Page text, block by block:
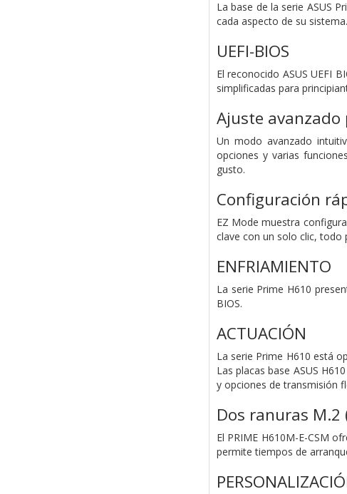
La base de la serie ASUS
cada aspecto de su
UEFI-BIOS
El reconocido ASUS UEFI
simplificadas para
Ajuste
Un modo avanzado
opciones y varias
gusto.
Configuración
EZ Mode muestra
clave con un solo clic, todo
ENFRIAMIENTO
La serie Prime H610
BIOS.
ACTUACIÓN
La serie Prime H610 está
Las placas base ASUS
y opciones de transmisión
Dos ranuras M.2
El PRIME H610M-E-CSM
permite tiempos de